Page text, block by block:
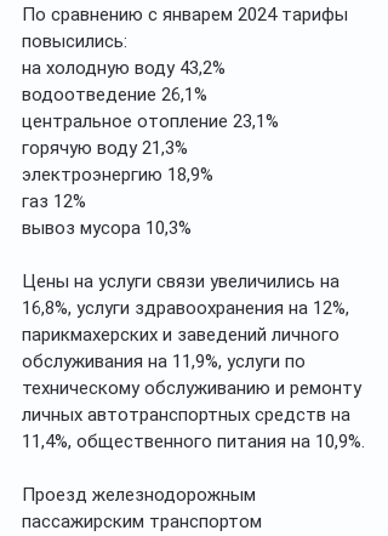
По сравнению с январем 2024 тарифы
повысились:
на холодную воду 43,2%
водоотведение 26,1%
центральное отопление 23,1%
горячую воду 21,3%
электроэнергию 18,9%
газ 12%
вывоз мусора 10,3%
Цены на услуги связи увеличились на
16,8%, услуги здравоохранения на 12%,
парикмахерских и заведений личного
обслуживания на 11,9%, услуги по
техническому обслуживанию и ремонту
личных автотранспортных средств на
11,4%, общественного питания на 10,9%.
Проезд железнодорожным
пассажирским транспортом